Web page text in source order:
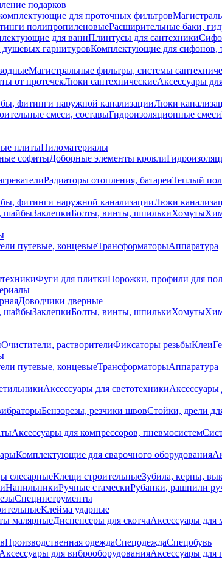
подарков
для проточных фильтров
полипропиленовыеРасширительные баки,
для ваннПлинтусы для сантехники
гарнитуровКомплектующие для сифонов,
Магистральные фильтры, системы
от протечекЛюки сантехническиеАксессуары
фитинги наружной канализацииЛюки
смеси, составыГидроизоляционные смеси
плитыПиломатериалы
софитыДоборные элементы кровли
Радиаторы отопления, батареиТеплый пол
фитинги наружной канализацииЛюки
шайбыЗаклепкиБолты, винты, шпилькиХомуты
путевые, концевыеТрансформаторыАппаратура
Фуги для плиткиПорожки, профили для
Доводчики дверные
шайбыЗаклепкиБолты, винты, шпилькиХомуты
Очистители, растворителиФиксаторы резьбыКлеи
путевые, концевыеТрансформаторыАппаратура
Аксессуары для светотехникиАксессуары
Бензорезы, резчики швовСтойки, дрели
Аксессуары для компрессоров, пневмосистем
Комплектующие для сварочного оборудования
слесарныеКлещи строительныеЗубила, керны,
НапильникиРучные стамескиРубанки, рашпили
Специнструменты
Клейма ударные
малярныеДиспенсеры для скотчаАксессуары для
Производственная одеждаСпецодеждаСпецобувь
Аксессуары для виброоборудованияАксессуары для